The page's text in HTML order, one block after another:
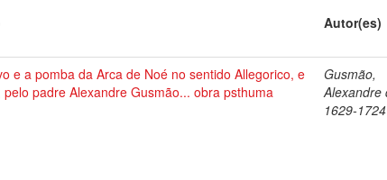
Autor(es)
e a pomba da Arca de Noé no sentido Allegorico, e
pelo padre Alexandre Gusmão... obra psthuma
Gusmão,
Alexandre
1629-1724